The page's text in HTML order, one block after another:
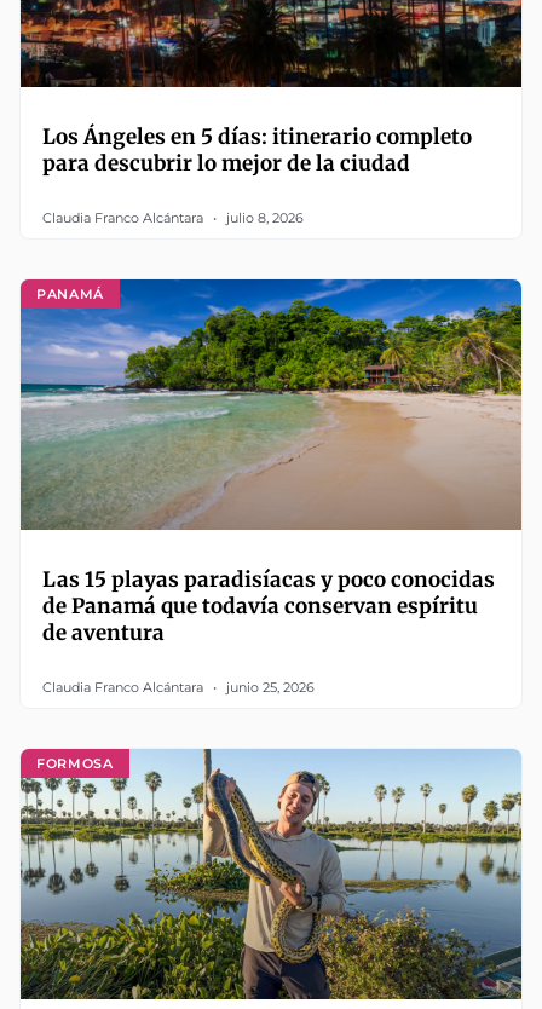
Los Ángeles en 5 días: itinerario completo
para descubrir lo mejor de la ciudad
Claudia Franco Alcántara julio 8, 2026
PANAMÁ
Las 15 playas paradisíacas y poco conocidas
de Panamá que todavía conservan espíritu
de aventura
Claudia Franco Alcántara junio 25, 2026
FORMOSA